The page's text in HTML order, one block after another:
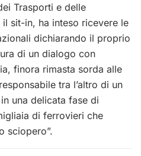
Trasporti e delle
sit-in, ha inteso ricevere le
dichiarando il proprio
di un dialogo con
finora rimasta sorda alle
tra l’altro di un
una delicata fase di
di ferrovieri che
sciopero”.